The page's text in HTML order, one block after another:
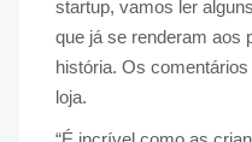
startup, vamos ler
que já se renderam aos
história. Os
loja.